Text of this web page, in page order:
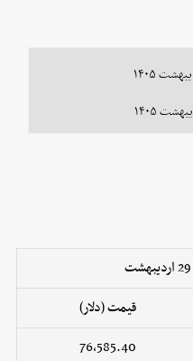
قیمت (دلار)
76,585.40